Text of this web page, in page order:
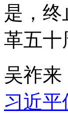
是，
革五十
吴祚来
习近平